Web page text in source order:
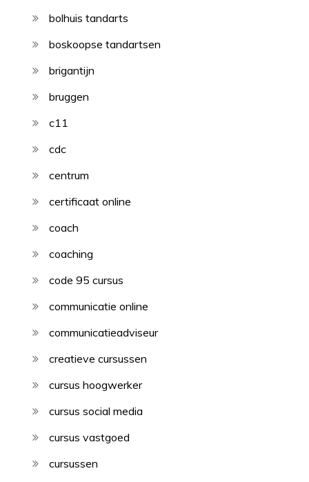
bolhuis tandarts
boskoopse tandartsen
brigantijn
bruggen
c11
cdc
centrum
certificaat online
coach
coaching
code 95 cursus
communicatie online
communicatieadviseur
creatieve cursussen
cursus hoogwerker
cursus social media
cursus vastgoed
cursussen